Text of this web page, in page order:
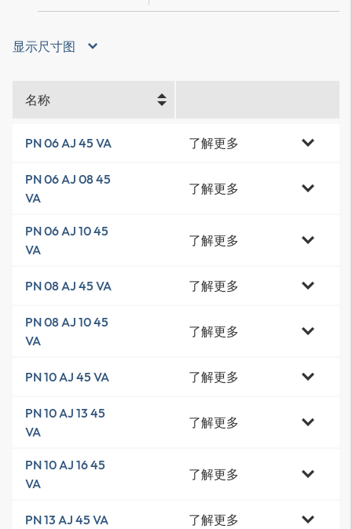
显示尺寸图
名称
PN 06 AJ 45 VA 了解更多
PN 06 AJ 08 45
VA
了解更多
PN 06 AJ 10 45
VA
了解更多
PN 08 AJ 45 VA 了解更多
PN 08 AJ 10 45
VA
了解更多
PN 10 AJ 45 VA 了解更多
PN 10 AJ 13 45
VA
了解更多
PN 10 AJ 16 45
VA
了解更多
PN 13 AJ 45 VA 了解更多